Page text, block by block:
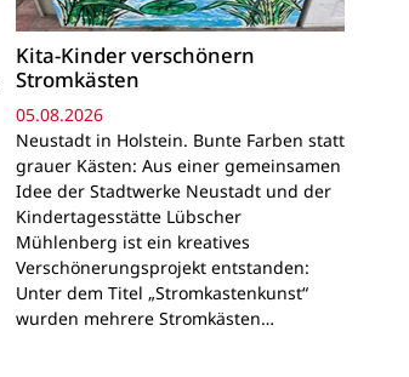
Kita-Kinder verschönern
Stromkästen
05.08.2026
Neustadt in Holstein. Bunte Farben statt
grauer Kästen: Aus einer gemeinsamen
Idee der Stadtwerke Neustadt und der
Kindertagesstätte Lübscher
Mühlenberg ist ein kreatives
Verschönerungsprojekt entstanden:
Unter dem Titel „Stromkastenkunst“
wurden mehrere Stromkästen…